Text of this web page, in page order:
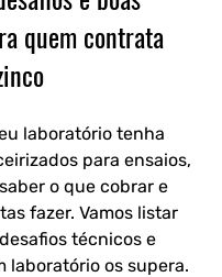
quem contrata
laboratório tenha
para ensaios,
o que cobrar e
fazer. Vamos listar
técnicos e
laboratório os supera.